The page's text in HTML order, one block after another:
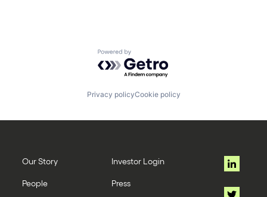
Powered by Getro.com
Privacy policyCookie policy
Our Story
People
Investor Login
Press